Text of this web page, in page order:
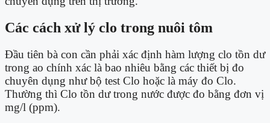
Các cách xử lý clo trong nuôi tôm
Đầu tiên bà con cần phải xác định hàm lượng clo tồn dư
trong ao chính xác là bao nhiêu bằng các thiết bị đo
chuyên dụng như bộ test Clo hoặc là máy đo Clo.
Thường thì Clo tồn dư trong nước được đo bằng đơn vị
mg/l (ppm).